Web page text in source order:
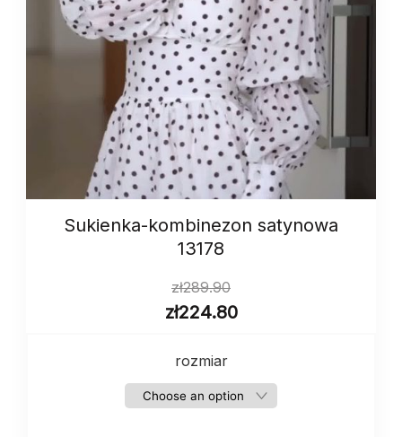
Sukienka-kombinezon satynowa
13178
zł289.90
zł224.80
rozmiar